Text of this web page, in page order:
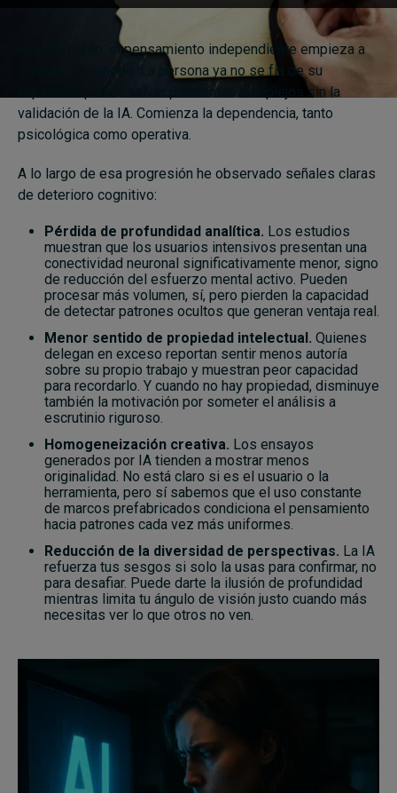
En este punto, el pensamiento independiente empieza a
sentirse incómodo. La persona ya no se fía de su
capacidad para resolver problemas complejos sin la
validación de la IA. Comienza la dependencia, tanto
psicológica como operativa.
A lo largo de esa progresión he observado señales claras
de deterioro cognitivo:
Pérdida de profundidad analítica. Los estudios
muestran que los usuarios intensivos presentan una
conectividad neuronal significativamente menor, signo
de reducción del esfuerzo mental activo. Pueden
procesar más volumen, sí, pero pierden la capacidad
de detectar patrones ocultos que generan ventaja real.
Menor sentido de propiedad intelectual. Quienes
delegan en exceso reportan sentir menos autoría
sobre su propio trabajo y muestran peor capacidad
para recordarlo. Y cuando no hay propiedad, disminuye
también la motivación por someter el análisis a
escrutinio riguroso.
Homogeneización creativa. Los ensayos
generados por IA tienden a mostrar menos
originalidad. No está claro si es el usuario o la
herramienta, pero sí sabemos que el uso constante
de marcos prefabricados condiciona el pensamiento
hacia patrones cada vez más uniformes.
Reducción de la diversidad de perspectivas. La IA
refuerza tus sesgos si solo la usas para confirmar, no
para desafiar. Puede darte la ilusión de profundidad
mientras limita tu ángulo de visión justo cuando más
necesitas ver lo que otros no ven.